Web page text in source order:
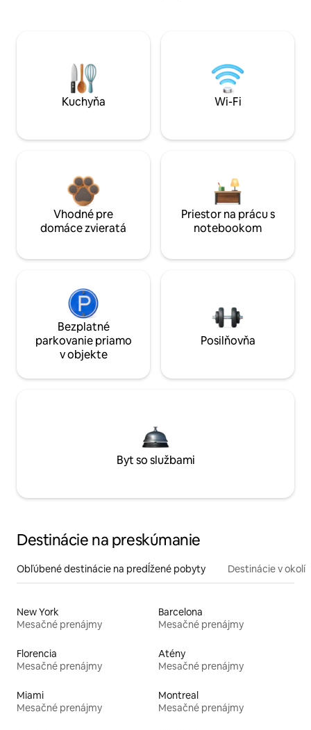
Kuchyňa Wi-Fi
Vhodné pre
domáce zvieratá
Priestor na prácu s
notebookom
Bezplatné
parkovanie priamo
v objekte
Posilňovňa
Byt so službami
Destinácie na preskúmanie
Obľúbené destinácie na predĺžené pobyty Destinácie v okolí
New York
Mesačné prenájmy
Barcelona
Mesačné prenájmy
Florencia
Mesačné prenájmy
Atény
Mesačné prenájmy
Miami
Mesačné prenájmy
Montreal
Mesačné prenájmy